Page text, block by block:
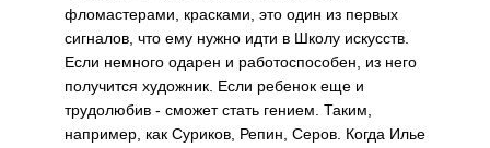
фломастерами, красками, это один из первых
сигналов, что ему нужно идти в Школу искусств.
Если немного одарен и работоспособен, из него
получится художник. Если ребенок еще и
трудолюбив - сможет стать гением. Таким,
например, как Суриков, Репин, Серов. Когда Илье